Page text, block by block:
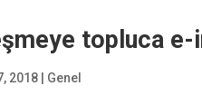
topluca e-
2018 Genel